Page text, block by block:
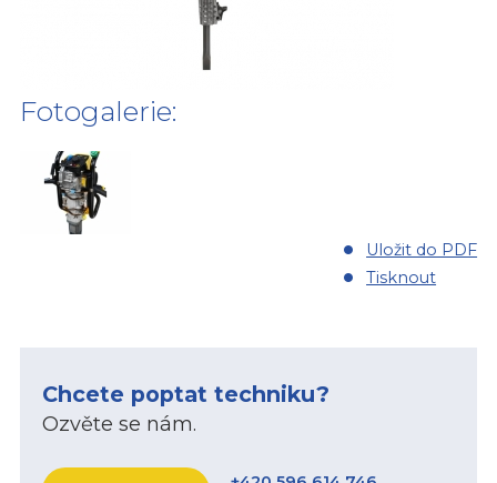
Fotogalerie:
Uložit do PDF
Tisknout
Chcete poptat techniku?
Ozvěte se nám.